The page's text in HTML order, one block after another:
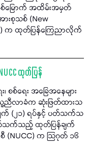
မြောက် အထိမ်းအမှတ်
စုသစ် (New
က ထုတ်ပြန်ကြေညာလိုက်
ထုတ်ပြန်
ရေး အခြေအနေများ
ညီလာခံက ဆုံးဖြတ်ထားသ
ျက် (၂၁) ရပ်နှင့် ပတ်သက်သ
သက်သည့် ထုတ်ပြန်ချက်
(NUCC) က သြဂုတ် ၁၆